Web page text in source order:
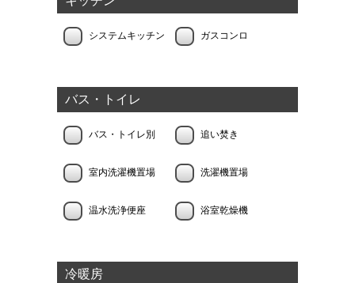
システムキッチン ガスコンロ
バス・トイレ
バス・トイレ別 追い焚き
室内洗濯機置場 洗濯機置場
温水洗浄便座 浴室乾燥機
冷暖房